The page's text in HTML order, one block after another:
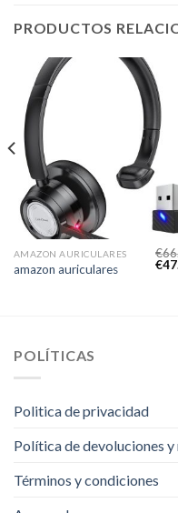
PRODUCTOS
AMAZON AURICULARES
amazon auriculares
€
€
POLÍTICAS
Politica de privacidad
Política de devoluciones
Términos y condiciones